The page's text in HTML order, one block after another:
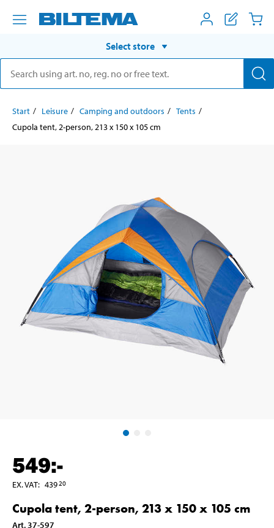
Select store
Start Leisure Camping and outdoors
Tents
Cupola tent, 2-person, 213 x 150 x 105 cm
549:-
EX. VAT: 43920
Cupola tent, 2-person, 213 x 150 x 105 cm
Art. 37-597